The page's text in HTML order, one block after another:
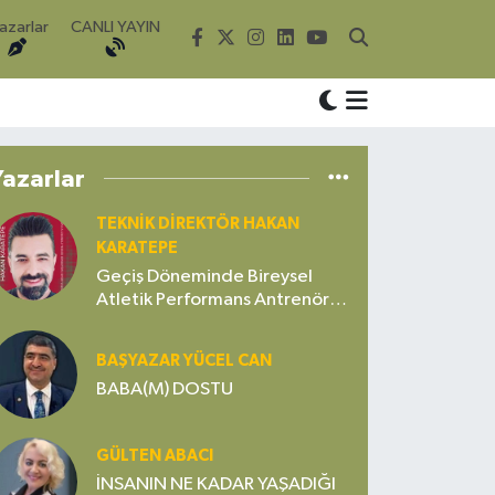
CANLI YAYIN
TEKNIK DIREKTÖR HAKAN
KARATEPE
Geçiş Döneminde Bireysel
Atletik Performans Antrenörü
BAŞYAZAR YÜCEL CAN
BABA(M) DOSTU
GÜLTEN ABACI
İNSANIN NE KADAR YAŞADIĞI